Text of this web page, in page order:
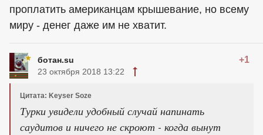
проплатить американцам крышевание, но всему
миру - денег даже им не хватит.
ботан.su +1
23 октября 2018 13:22
Цитата: Keyser Soze
Турки увидели удобный случай напинать
саудитов и ничего не скроют - когда вынут